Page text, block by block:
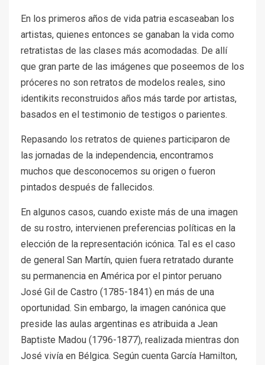
En los primeros años de vida patria escaseaban los
artistas, quienes entonces se ganaban la vida como
retratistas de las clases más acomodadas. De allí
que gran parte de las imágenes que poseemos de los
próceres no son retratos de modelos reales, sino
identikits reconstruidos años más tarde por artistas,
basados en el testimonio de testigos o parientes.
Repasando los retratos de quienes participaron de
las jornadas de la independencia, encontramos
muchos que desconocemos su origen o fueron
pintados después de fallecidos.
En algunos casos, cuando existe más de una imagen
de su rostro, intervienen preferencias políticas en la
elección de la representación icónica. Tal es el caso
de general San Martín, quien fuera retratado durante
su permanencia en América por el pintor peruano
José Gil de Castro (1785-1841) en más de una
oportunidad. Sin embargo, la imagen canónica que
preside las aulas argentinas es atribuida a Jean
Baptiste Madou (1796-1877), realizada mientras don
José vivía en Bélgica. Según cuenta García Hamilton,